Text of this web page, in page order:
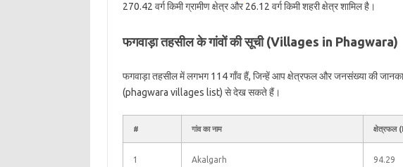
270.42 वर्ग किमी ग्रामीण क्षेत्र और 26.12 वर्ग किमी शहरी क्षेत्र शामिल है।
फगवाड़ा तहसील के गांवों की सूची (Villages in Phagwara)
फगवाड़ा तहसील में लगभग 114 गाँव हैं, जिन्हें आप क्षेत्रफल और जनसंख्या की
(phagwara villages list) से देख सकते हैं।
# गांव का नाम क्षेत्रफल
1 Akalgarh 94.29